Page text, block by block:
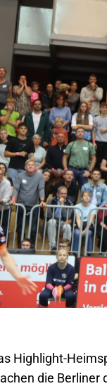
Highlight-
die Berliner